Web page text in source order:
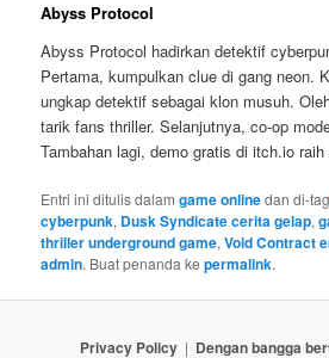
Abyss Protocol
Abyss Protocol hadirkan detektif
Pertama, kumpulkan clue di gang neon.
ungkap detektif sebagai klon musuh.
tarik fans thriller. Selanjutnya, co-op
Tambahan lagi, demo gratis di itch.io raih
Entri ini ditulis dalamgame onlinedan di-
cyberpunk, Dusk Syndicate cerita gelap,
thriller underground game,Void Contract
admin. Buat penanda kepermalink.
Privacy Policy Dengan bangga